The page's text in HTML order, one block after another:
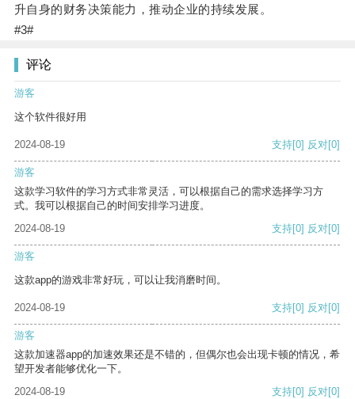
升自身的财务决策能力，推动企业的持续发展。
#3#
评论
游客
这个软件很好用
2024-08-19 支持[0] 反对[0]
游客
这款学习软件的学习方式非常灵活，可以根据自己的需求选择学习方
式。我可以根据自己的时间安排学习进度。
2024-08-19
支持[0] 反对[0]
游客
这款app的游戏非常好玩，可以让我消磨时间。
2024-08-19 支持[0] 反对[0]
游客
这款加速器app的加速效果还是不错的，但偶尔也会出现卡顿的情况，希
望开发者能够优化一下。
2024-08-19
支持[0] 反对[0]